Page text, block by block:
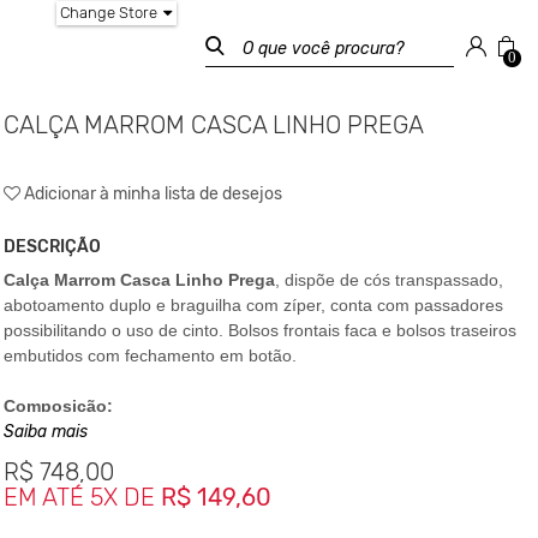
Change Store
0
CALÇA MARROM CASCA LINHO PREGA
Adicionar à minha lista de desejos
DESCRIÇÃO
Calça Marrom Casca Linho Prega, dispõe de cós transpassado,
abotoamento duplo e braguilha com zíper, conta com passadores
possibilitando o uso de cinto. Bolsos frontais faca e bolsos traseiros
embutidos com fechamento em botão.
Composição:
52% Linho
46% Viscose
02% Elastano
Saiba mais
R$ 748,00
EM ATÉ 5X DE R$ 149,60